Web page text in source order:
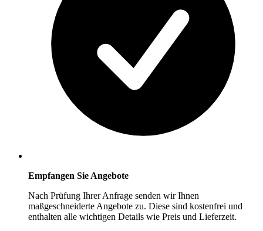
Empfangen Sie Angebote
Nach Prüfung Ihrer Anfrage senden wir Ihnen
maßgeschneiderte Angebote zu. Diese sind kostenfrei und
enthalten alle wichtigen Details wie Preis und Lieferzeit.